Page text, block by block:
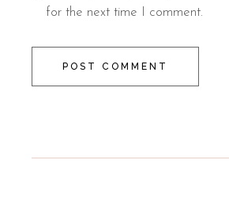
for the next time I comment.
POST COMMENT